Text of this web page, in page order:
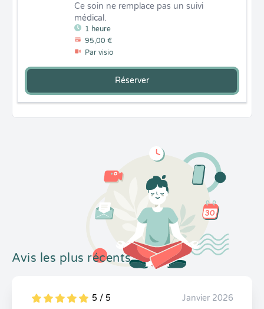
1 heure
95,00 €
Par visio
Ce soin ne remplace pas un suivi
médical.
Réserver
Avis les plus récents
5
1
5
0 5 / 5
Janvier 2026